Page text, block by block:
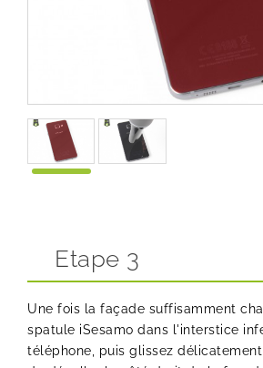
Etape 3
Une fois la façade suffisamment
spatule iSesamo dans l'interstice
téléphone, puis glissez